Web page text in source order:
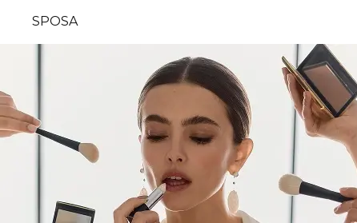
SPOSA